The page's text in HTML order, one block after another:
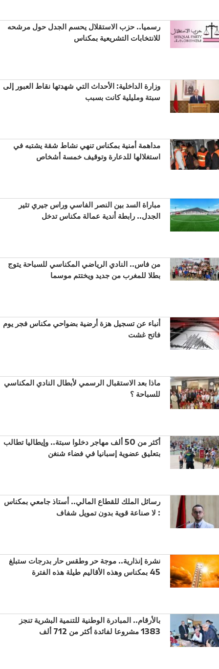
رسميا.. حزب الاستقلال يحسم الجدل حول مرشحه
للانتخابات التشريعية بمكناس
وزارة الداخلية: الأحداث التي شهدتها نقاط العبور إلى
سبتة ومليلية كانت بسبب
مداهمة أمنية بمكناس تنهي نشاط شقة يشتبه في
استغلالها للدعارة وتوقيف خمسة أشخاص
مباراة السد بين النصر الفاسي وراس جيري تثير
الجدل.. رابطة أندية عمالة مكناس تدخل
من فاس.. النادي الرياضي المكناسي للسباحة يتوج
بطلا للمغرب من جديد ويختتم موسما
أنباء عن تسجيل هزة أرضية بضواحي مكناس فجر يوم
فاتح غشت
ماذا بعد الاستقبال الرسمي لأبطال النادي المكناسي
للسباحة ؟
أكثر من 50 ألف مهاجر دخلوا سبتة.. وإيطاليا تطالب
بتعليق عضوية إسبانيا في فضاء شنغن
رسائل الملك للقطاع المالي.. أستاذ جامعي بمكناس
: لا صناعة قوية بدون تمويل شفاف
نشرة إنذارية.. موجة حر وطقس حار بدرجات ستبلغ
45 بمكناس وهذه الأقاليم طيلة هذه الفترة
بالأرقام.. المبادرة الوطنية للتنمية البشرية تنجز
1383 مشروعا لفائدة أكثر من 712 ألف